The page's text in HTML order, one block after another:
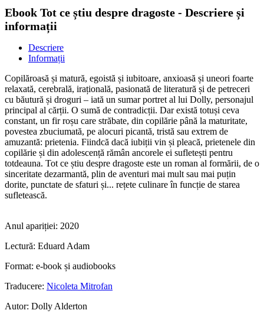
Ebook Tot ce știu despre dragoste - Descriere și
informații
Descriere
Informații
Copilăroasă și matură, egoistă și iubitoare, anxioasă și uneori foarte
relaxată, cerebrală, irațională, pasionată de literatură și de petreceri
cu băutură și droguri – iată un sumar portret al lui Dolly, personajul
principal al cărții. O sumă de contradicții. Dar există totuși ceva
constant, un fir roșu care străbate, din copilărie până la maturitate,
povestea zbuciumată, pe alocuri picantă, tristă sau extrem de
amuzantă: prietenia. Fiindcă dacă iubiții vin și pleacă, prietenele din
copilărie și din adolescență rămân ancorele ei sufletești pentru
totdeauna. Tot ce știu despre dragoste este un roman al formării, de o
sinceritate dezarmantă, plin de aventuri mai mult sau mai puțin
dorite, punctate de sfaturi și... rețete culinare în funcție de starea
sufletească.
Anul apariției: 2020
Lectură: Eduard Adam
Format: e-book și audiobooks
Traducere: Nicoleta Mitrofan
Autor: Dolly Alderton